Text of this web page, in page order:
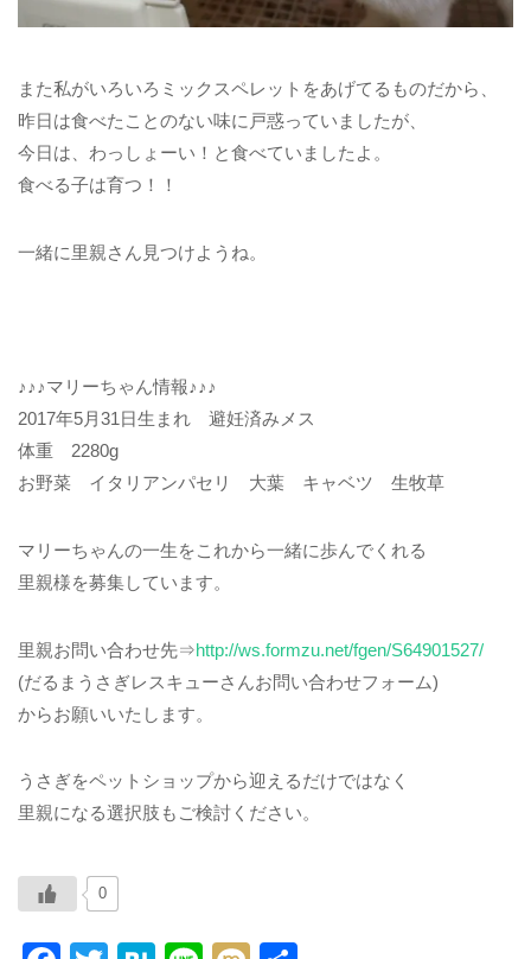
また私がいろいろミックスペレットをあげてるものだから、
昨日は食べたことのない味に戸惑っていましたが、
今日は、わっしょーい！と食べていましたよ。
食べる子は育つ！！
一緒に里親さん見つけようね。
♪♪♪マリーちゃん情報♪♪♪
2017年5月31日生まれ 避妊済みメス
体重 2280g
お野菜 イタリアンパセリ 大葉 キャベツ 生牧草
マリーちゃんの一生をこれから一緒に歩んでくれる
里親様を募集しています。
里親お問い合わせ先⇒http://ws.formzu.net/fgen/S64901527/
(だるまうさぎレスキューさんお問い合わせフォーム)
からお願いいたします。
うさぎをペットショップから迎えるだけではなく
里親になる選択肢もご検討ください。
0